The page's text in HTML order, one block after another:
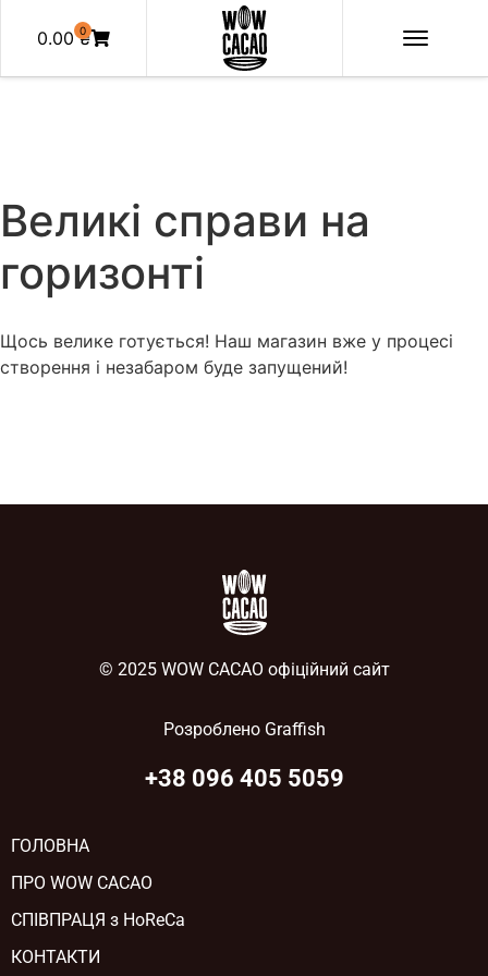
0.00₴
0
Великі справи на
горизонті
Щось велике готується! Наш магазин вже у процесі
створення і незабаром буде запущений!
© 2025 WOW CACAO офіційний сайт
Розроблено Graffish
+38 096 405 5059
ГОЛОВНА
ПРО WOW CACAO
СПІВПРАЦЯ з HoReCa
КОНТАКТИ